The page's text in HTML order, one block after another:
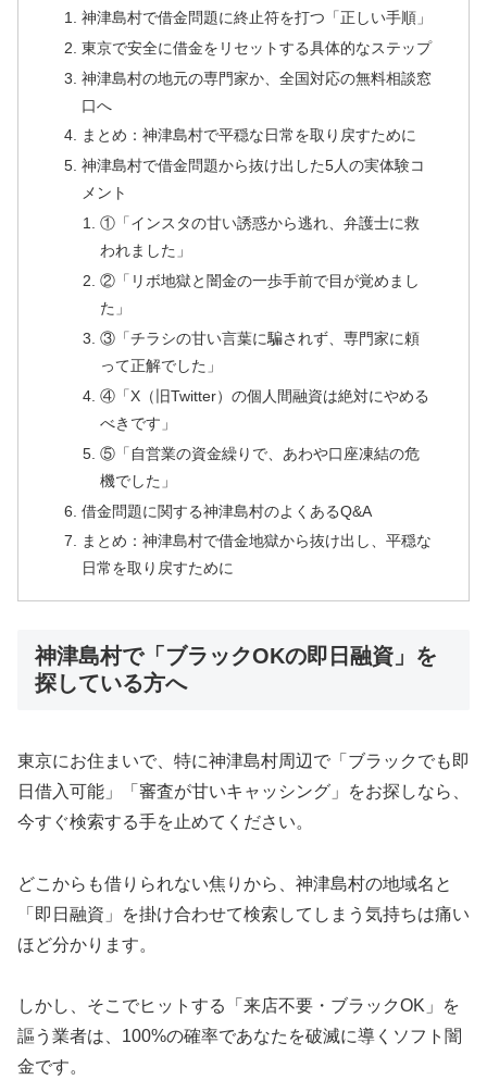
神津島村で借金問題に終止符を打つ「正しい手順」
東京で安全に借金をリセットする具体的なステップ
神津島村の地元の専門家か、全国対応の無料相談窓
口へ
まとめ：神津島村で平穏な日常を取り戻すために
神津島村で借金問題から抜け出した5人の実体験コ
メント
①「インスタの甘い誘惑から逃れ、弁護士に救
われました」
②「リボ地獄と闇金の一歩手前で目が覚めまし
た」
③「チラシの甘い言葉に騙されず、専門家に頼
って正解でした」
④「X（旧Twitter）の個人間融資は絶対にやめる
べきです」
⑤「自営業の資金繰りで、あわや口座凍結の危
機でした」
借金問題に関する神津島村のよくあるQ&A
まとめ：神津島村で借金地獄から抜け出し、平穏な
日常を取り戻すために
神津島村で「ブラックOKの即日融資」を
探している方へ
東京にお住まいで、特に神津島村周辺で「ブラックでも即
日借入可能」「審査が甘いキャッシング」をお探しなら、
今すぐ検索する手を止めてください。
どこからも借りられない焦りから、神津島村の地域名と
「即日融資」を掛け合わせて検索してしまう気持ちは痛い
ほど分かります。
しかし、そこでヒットする「来店不要・ブラックOK」を
謳う業者は、100%の確率であなたを破滅に導くソフト闇
金です。